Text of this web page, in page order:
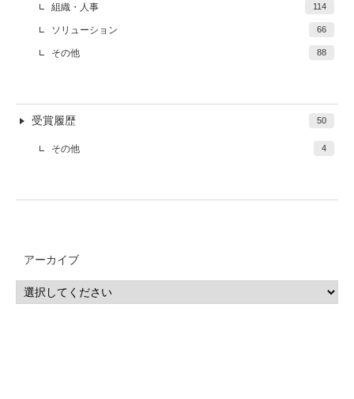
組織・人事 114
ソリューション 66
その他 88
受賞履歴 50
その他 4
アーカイブ